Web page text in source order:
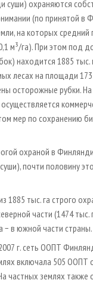
суши) охраняются
(по принятой в
на которых
м³/га). При этом под
находится 1885
лесах на площади 173
осторожные рубки.
мер по сохранению
охраной в
почти половину
1885 тыс. га строго
части (1474 тыс.
− в южной части страны.
г. сеть ООПТ
включала 505
частных землях